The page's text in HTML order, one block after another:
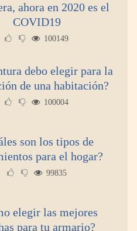
ahora en 2020 es el
COVID19
100149
debo elegir para la
de una habitación?
100004
son los tipos de
para el hogar?
99835
elegir las mejores
para tu armario?